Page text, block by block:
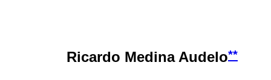
Ricardo Medina Audelo**